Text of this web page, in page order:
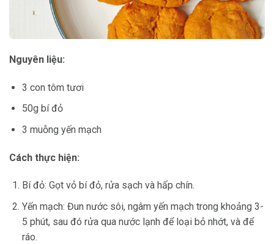
Nguyên liệu:
3 con tôm tươi
50g bí đỏ
3 muỗng yến mạch
Cách thực hiện:
Bí đỏ: Gọt vỏ bí đỏ, rửa sạch và hấp chín.
Yến mạch: Đun nước sôi, ngâm yến mạch trong khoảng 3-
5 phút, sau đó rửa qua nước lạnh để loại bỏ nhớt, và để
ráo.